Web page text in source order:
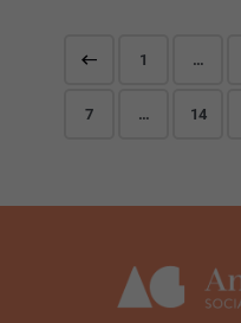
1 …
7 … 14